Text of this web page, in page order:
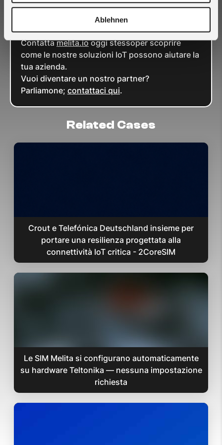
Ablehnen
implementare soluzioni IoT complete e
personalizzate per i casi d’uso specifici dei
nostri clienti.
Contattamelita.io oggi stessoper scoprire
come le nostre soluzioni IoT possono aiutare la
tua azienda.
Vuoi diventare un nostro partner?
Parliamone; contattaci qui.
Related Cases
Crout e Telefónica Deutschland insieme per
portare una resilienza progettata alla
connettività IoT critica - 2CoreSIM
Le SIM Melita si configurano automaticamente
su hardware Teltonika — nessuna impostazione
richiesta